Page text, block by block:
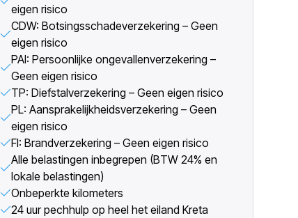
eigen risico
CDW: Botsingsschadeverzekering – Geen
eigen risico
PAI: Persoonlijke ongevallenverzekering –
Geen eigen risico
TP: Diefstalverzekering – Geen eigen risico
PL: Aansprakelijkheidsverzekering – Geen
eigen risico
FI: Brandverzekering – Geen eigen risico
Alle belastingen inbegrepen (BTW 24% en
lokale belastingen)
Onbeperkte kilometers
24 uur pechhulp op heel het eiland Kreta